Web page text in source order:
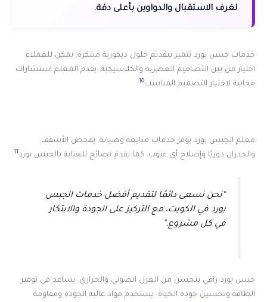
لغرف الاستقبال والدواوين بأعلى دقة.
خدمات جبس بورد تتميز بتقديم حلول ديكورية مبتكرة. يمكن للعملاء
اختيار من بين التصاميم العصرية والكلاسيكية. يقدم المعلم استشارات
مجانية لاختيار التصميم المناسب10
.
معلم الجبس بورد يوفر خدمات متابعة وصيانة. يفحص الأسقف
والجدران دوريًا وإصلاح أي عيوب. كما يقدم نصائح للعناية بالجبس بورد11
.
“نحن نسعى دائمًا لتقديم أفضل خدمات الجبس
بورد في الكويت، مع التركيز على الجودة والابتكار
في كل مشروع.”
جبس بورد راقي يتحسن من العزل الصوتي والحراري. يساعد في توفير
الطاقة وتحسين جودة الحياة. يستخدم مواد عالية الجودة ومقاومة